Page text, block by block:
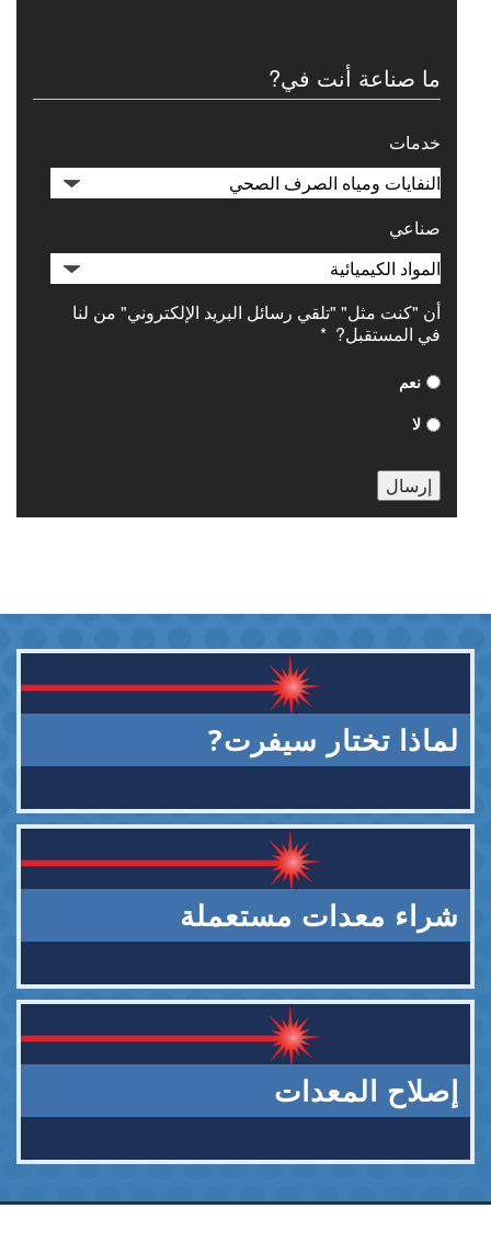
ما صناعة أنت في?
خدمات
صناعي
أن "كنت مثل" "تلقي رسائل البريد الإلكتروني" من لنا
في المستقبل? *
نعم
لا
إرسال
لماذا تختار سيفرت?
شراء معدات مستعملة
إصلاح المعدات